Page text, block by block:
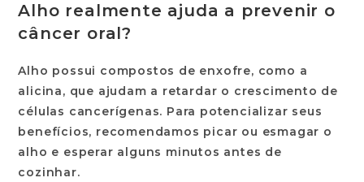
Alho realmente ajuda a prevenir o
câncer oral?
Alho possui compostos de enxofre, como a
alicina, que ajudam a retardar o crescimento de
células cancerígenas. Para potencializar seus
benefícios, recomendamos picar ou esmagar o
alho e esperar alguns minutos antes de
cozinhar.